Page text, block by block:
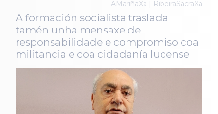
AMariñaXa | RibeiraSacraXa
A formación socialista traslada
tamén unha mensaxe de
responsabilidade e compromiso coa
militancia e coa cidadanía lucense